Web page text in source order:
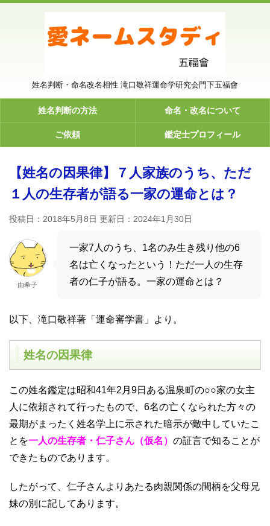
姓名判断・命名改名相性 滝口敬祥運命学研究会門下五福會
姓名判断の方法 命名・改名について
ご依頼 鑑定士プロフィール
【姓名の因果律】７人家族のうち、ただ
１人の生存者が語る一家の運命とは？
投稿日：2018年5月8日 更新日： 2024年1月30日
由希子
一家7人のうち、1名のみ生き残り他の6
名は亡くなったという！ただ一人の生存
者の仁子が語る。一家の運命とは？
以下、滝口敬祥著「運命審学書」より。
姓名の因果律
この姓名鑑定は昭和41年2月9日ある温泉町の○○家の女主
人に依頼されて行ったもので、6名の亡くなられた方々の
最期がまったく姓名学上に示された暗示が敵中していたこ
とを一人の生存者・仁子さん（仮名） の証言で知ることが
できたものであります。
したがって、仁子さんよりあたる肉親関係の間柄を父母兄
妹の別に記してあります。